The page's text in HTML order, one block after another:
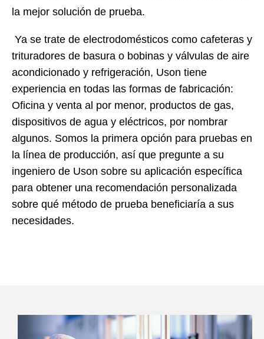
la mejor solución de prueba.
Ya se trate de electrodomésticos como cafeteras y
trituradores de basura o bobinas y válvulas de aire
acondicionado y refrigeración, Uson tiene
experiencia en todas las formas de fabricación:
Oficina y venta al por menor, productos de gas,
dispositivos de agua y eléctricos, por nombrar
algunos. Somos la primera opción para pruebas en
la línea de producción, así que pregunte a su
ingeniero de Uson sobre su aplicación específica
para obtener una recomendación personalizada
sobre qué método de prueba beneficiaría a sus
necesidades.